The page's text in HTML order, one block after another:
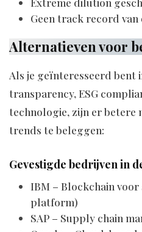
Geen track record van
Alternatieven voor
Als je geïnteresseerd bent
transparency, ESG
technologie, zijn er betere
trends te beleggen:
Gevestigde bedrijven in
IBM – Blockchain
platform)
SAP – Supply chain